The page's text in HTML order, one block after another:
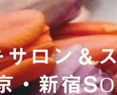
サロン＆
・新宿